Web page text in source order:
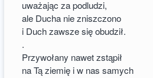
uważając za podludzi,
ale Ducha nie zniszczono
i Duch zawsze się obudził.
.
Przywołany nawet zstąpił
na Tą ziemię i w nas samych